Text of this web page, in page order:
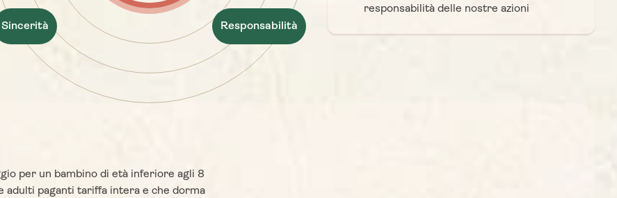
responsabilità delle nostre azioni
Sincerità Responsabilità
per un bambino di età inferiore agli 8
adulti paganti tariffa intera e che dorma